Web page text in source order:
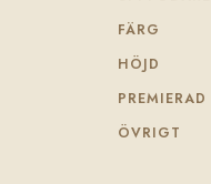
FÄRG
HÖJD
PREMIERAD
ÖVRIGT